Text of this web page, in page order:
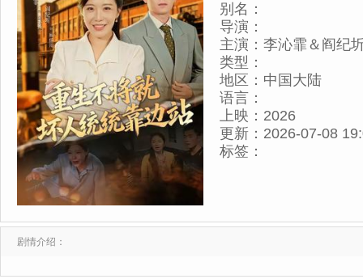
别名：
导演：
主演： 李沁霏＆阎纪
类型：
地区： 中国大陆
语言：
上映： 2026
更新： 2026-07-08
标签：
剧情介绍：